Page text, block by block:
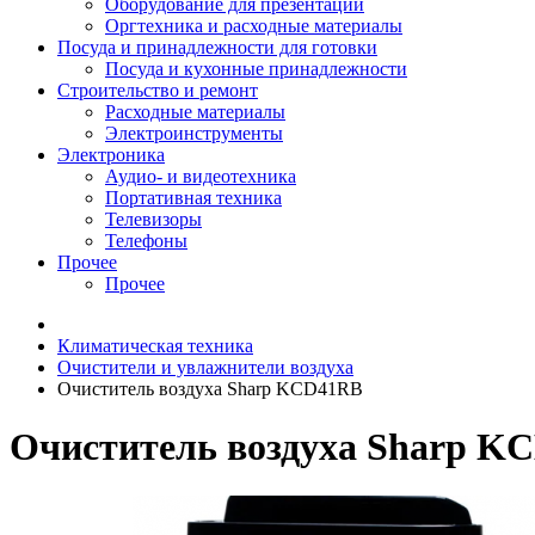
Оборудование для презентаций
Оргтехника и расходные материалы
Посуда и принадлежности для готовки
Посуда и кухонные принадлежности
Строительство и ремонт
Расходные материалы
Электроинструменты
Электроника
Аудио- и видеотехника
Портативная техника
Телевизоры
Телефоны
Прочее
Прочее
Климатическая техника
Очистители и увлажнители воздуха
Очиститель воздуха Sharp KCD41RB
Очиститель воздуха Sharp